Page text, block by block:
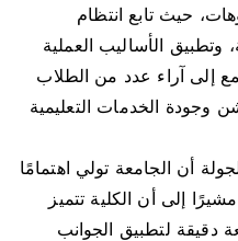
حيث تابع انتظام
وتطبيق الأساليب العملية
إلى آراء عدد من الطلاب
وجودة الخدمات التعليمية
أن الجامعة تولي اهتمامًا
مشيرًا إلى أن الكلية تتميز
دقيقة لتطبيق الجوانب